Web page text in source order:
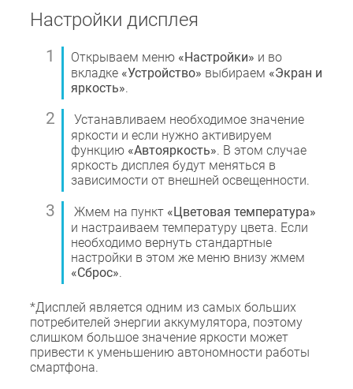
Настройки дисплея
Открываем меню «Настройки» и во
вкладке «Устройство» выбираем «Экран и
яркость».
Устанавливаем необходимое значение
яркости и если нужно активируем
функцию «Автояркость». В этом случае
яркость дисплея будут меняться в
зависимости от внешней освещенности.
Жмем на пункт «Цветовая температура»
и настраиваем температуру цвета. Если
необходимо вернуть стандартные
настройки в этом же меню внизу жмем
«Сброс».
*Дисплей является одним из самых больших
потребителей энергии аккумулятора, поэтому
слишком большое значение яркости может
привести к уменьшению автономности работы
смартфона.